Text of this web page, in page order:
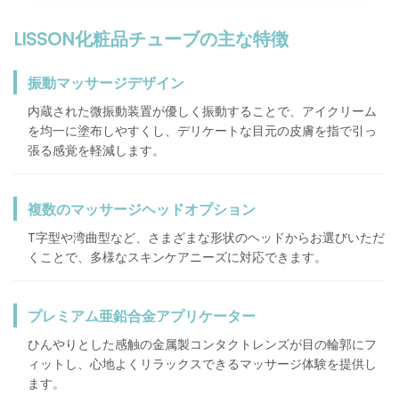
LISSON化粧品チューブの主な特徴
振動マッサージデザイン
内蔵された微振動装置が優しく振動することで、アイクリーム
を均一に塗布しやすくし、デリケートな目元の皮膚を指で引っ
張る感覚を軽減します。
複数のマッサージヘッドオプション
T字型や湾曲型など、さまざまな形状のヘッドからお選びいただ
くことで、多様なスキンケアニーズに対応できます。
プレミアム亜鉛合金アプリケーター
ひんやりとした感触の金属製コンタクトレンズが目の輪郭にフ
ィットし、心地よくリラックスできるマッサージ体験を提供し
ます。